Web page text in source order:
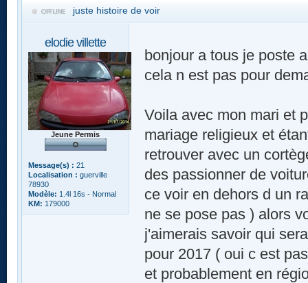
juste histoire de voir
elodie villette
Jeune Permis
Message(s) : 21
Localisation : guerville
78930
Modèle: 1.4l 16s - Normal
KM: 179000
bonjour a tous je poste
cela n est pas pour
Voila avec mon mari et
mariage religieux et
retrouver avec un
des passionner de
ce voir en dehors d un
ne se pose pas ) alors
j'aimerais savoir qui
pour 2017 ( oui c est
et probablement en